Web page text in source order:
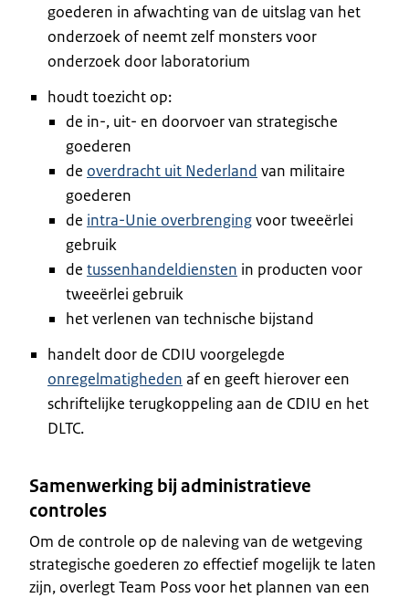
goederen in afwachting van de uitslag van het
onderzoek of neemt zelf monsters voor
onderzoek door laboratorium
houdt toezicht op:
de in-, uit- en doorvoer van strategische
goederen
de overdracht uit Nederland van militaire
goederen
de intra-Unie overbrengingvoor tweeërlei
gebruik
de tussenhandeldiensten in producten voor
tweeërlei gebruik
het verlenen van technische bijstand
handelt door de CDIU voorgelegde
onregelmatigheden af en geeft hierover een
schriftelijke terugkoppeling aan de CDIU en het
DLTC.
Samenwerking bij administratieve
controles
Om de controle op de naleving van de wetgeving
strategische goederen zo effectief mogelijk te laten
zijn, overlegt Team Poss voor het plannen van een